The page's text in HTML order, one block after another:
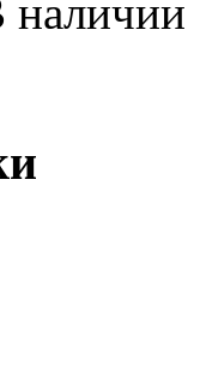
наличии